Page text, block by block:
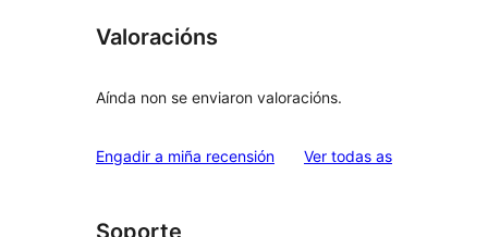
Valoracións
Aínda non se enviaron valoracións.
Engadir a miña recensión Ver todas asvaloracións
Soporte